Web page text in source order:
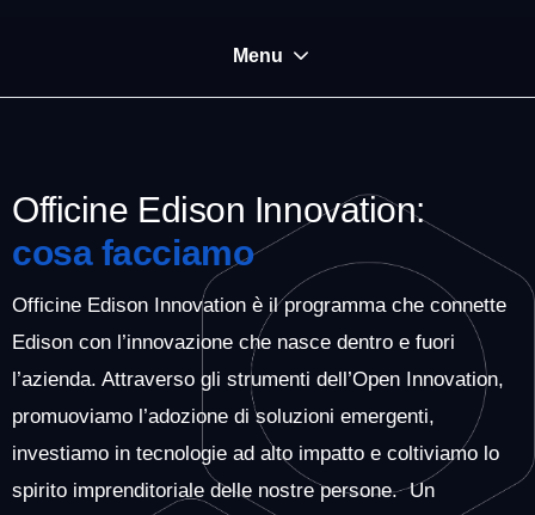
Menu
LA VISION E LA MISSION
IL NOSTRO ECOSISTEMA
LE NOSTRE STORIE DI INNOVAZIONE
Officine Edison Innovation:
cosa facciamo
Officine Edison Innovation è il programma che connette
Edison con l’innovazione che nasce dentro e fuori
l’azienda. Attraverso gli strumenti dell’Open Innovation,
promuoviamo l’adozione di soluzioni emergenti,
investiamo in tecnologie ad alto impatto e coltiviamo lo
spirito imprenditoriale delle nostre persone. Un